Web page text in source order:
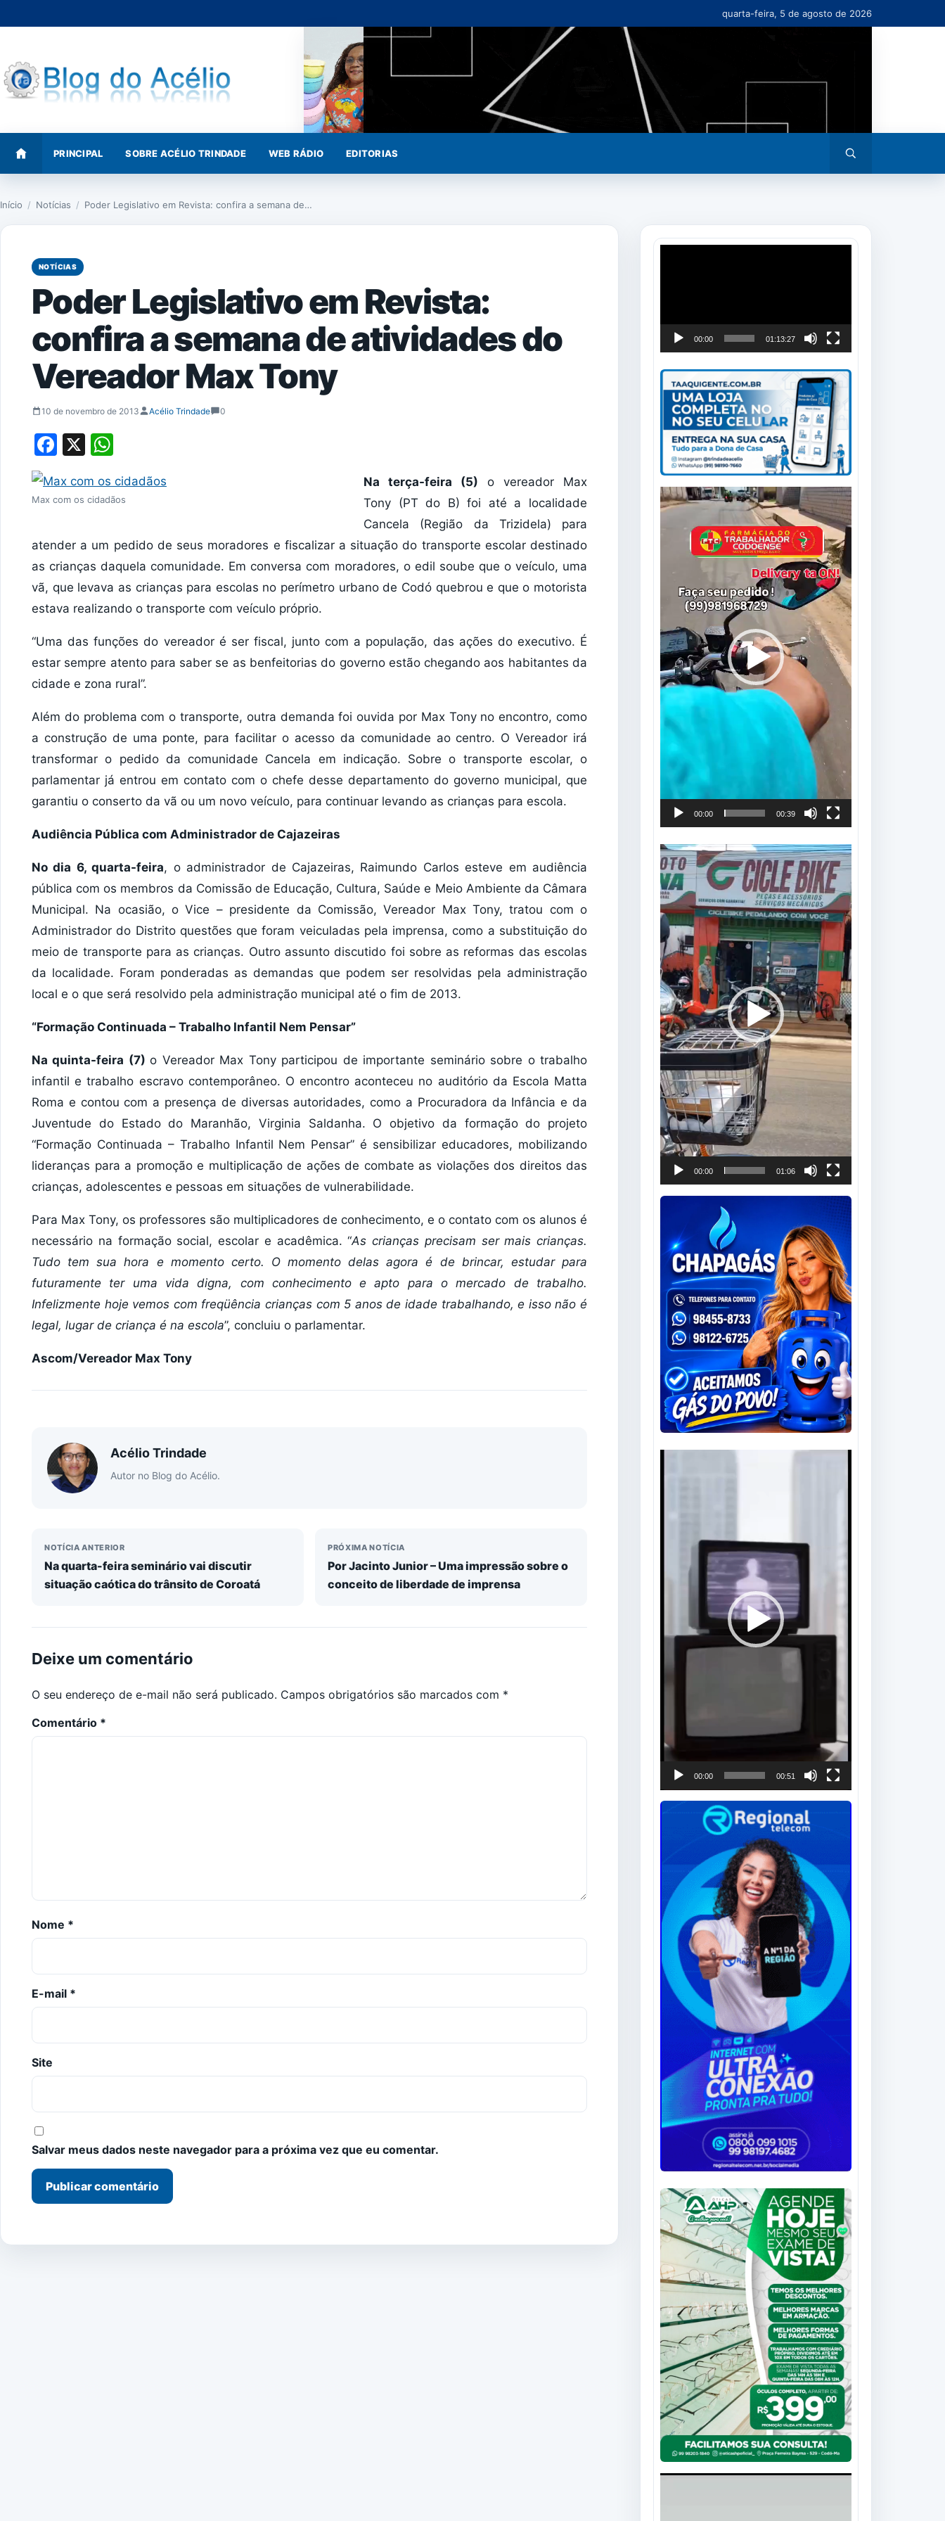
para
conteúdo
quarta-feira, 5 de agosto de 2026
PRINCIPAL SOBRE ACÉLIO TRINDADE WEB RÁDIO EDITORIAS
busca
Início / Notícias / Poder Legislativo em Revista: confira a semana de…
NOTÍCIAS
Poder Legislativo em Revista:
confira a semana de atividades do
Vereador Max Tony
10 de novembro de 2013 Acélio Trindade 0
Facebook
X
Max com os cidadãos
Na terça-feira (5) o vereador Max
Tony (PT do B) foi até a localidade
Cancela (Região da Trizidela) para
atender a um pedido de seus moradores e fiscalizar a situação do transporte escolar destinado
as crianças daquela comunidade. Em conversa com moradores, o edil soube que o veículo, uma
vã, que levava as crianças para escolas no perímetro urbano de Codó quebrou e que o motorista
estava realizando o transporte com veículo próprio.
“Uma das funções do vereador é ser fiscal, junto com a população, das ações do executivo. É
estar sempre atento para saber se as benfeitorias do governo estão chegando aos habitantes da
cidade e zona rural”.
Além do problema com o transporte, outra demanda foi ouvida por Max Tony no encontro, como
a construção de uma ponte, para facilitar o acesso da comunidade ao centro. O Vereador irá
transformar o pedido da comunidade Cancela em indicação. Sobre o transporte escolar, o
parlamentar já entrou em contato com o chefe desse departamento do governo municipal, que
garantiu o conserto da vã ou um novo veículo, para continuar levando as crianças para escola.
Audiência Pública com Administrador de Cajazeiras
No dia 6, quarta-feira, o administrador de Cajazeiras, Raimundo Carlos esteve em audiência
pública com os membros da Comissão de Educação, Cultura, Saúde e Meio Ambiente da Câmara
Municipal. Na ocasião, o Vice – presidente da Comissão, Vereador Max Tony, tratou com o
Administrador do Distrito questões que foram veiculadas pela imprensa, como a substituição do
meio de transporte para as crianças. Outro assunto discutido foi sobre as reformas das escolas
da localidade. Foram ponderadas as demandas que podem ser resolvidas pela administração
local e o que será resolvido pela administração municipal até o fim de 2013.
“Formação Continuada – Trabalho Infantil Nem Pensar”
Na quinta-feira (7)o Vereador Max Tony participou de importante seminário sobre o trabalho
infantil e trabalho escravo contemporâneo. O encontro aconteceu no auditório da Escola Matta
Roma e contou com a presença de diversas autoridades, como a Procuradora da Infância e da
Juventude do Estado do Maranhão, Virginia Saldanha. O objetivo da formação do projeto
“Formação Continuada – Trabalho Infantil Nem Pensar” é sensibilizar educadores, mobilizando
lideranças para a promoção e multiplicação de ações de combate as violações dos direitos das
crianças, adolescentes e pessoas em situações de vulnerabilidade.
Para Max Tony, os professores são multiplicadores de conhecimento, e o contato com os alunos é
necessário na formação social, escolar e acadêmica. “As crianças precisam ser mais crianças.
Tudo tem sua hora e momento certo. O momento delas agora é de brincar, estudar para
futuramente ter uma vida digna, com conhecimento e apto para o mercado de trabalho.
Infelizmente hoje vemos com freqüência crianças com 5 anos de idade trabalhando, e isso não é
legal, lugar de criança é na escola”, concluiu o parlamentar.
Ascom/Vereador Max Tony
Acélio Trindade
Autor no Blog do Acélio.
NOTÍCIA ANTERIOR
Na quarta-feira seminário vai discutir
situação caótica do trânsito de Coroatá
PRÓXIMA NOTÍCIA
Por Jacinto Junior – Uma impressão sobre o
conceito de liberdade de imprensa
Deixe um comentário
O seu endereço de e-mail não será publicado. Campos obrigatórios são marcados com *
Comentário *
Nome *
E-mail *
Site
Salvar meus dados neste navegador para a próxima vez que eu comentar.
00:00 01:13:27
Tocador
de
vídeo
00:00 00:39
Tocador
de
vídeo
00:00 01:06
00:00 00:51